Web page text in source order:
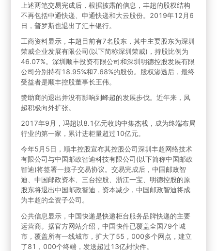
上述两笔交易完成后，根据披露的信息，丰超的股权结构
不再包括中通快递、申通快递和大云股份。2019年12月6
日，普罗斯也退出了汇丰银行。
工商资料显示，丰超目前有7名股东，其中主要股东为深圳
荣威企业发展有限公司(以下简称深圳荣威)，持股比例为
46.07%。深圳顺丰投资有限公司和深圳明德控股发展有限
公司分别持有18.95%和7.68%的股份。股权渗透后，最终
受益者是顺丰控股董事长王伟。
赞助商的退出并没有影响到峰超的发展步伐。近年来，凤
超积极向外扩张。
2017年9月，冯超以8.1亿元收购中集杰栈，成为终端布局
行业的第一家，累计进柜量超过10亿元。
今年5月5日，顺丰控股宣布其控股公司深圳丰超网络技术
有限公司与中国邮政智迪科技有限公司(以下简称中国邮政
智迪)将签署一揽子交易协议。交易完成后，中国邮政智
迪、中国邮政资本、三台控股、浙江一宝、明德控股的原
股东将退出中国邮政智迪，资本减少，中国邮政智迪将成
为丰超的全资子公司。
公共信息显示，中国快递是快递柜台服务品牌快递的主要
运营商。据官方网站介绍，中国快件已覆盖全国79个城
市，覆盖所有一线城市，扩大了55，000多个网点，建立
了81，000个终端，发送超过13亿封快件。